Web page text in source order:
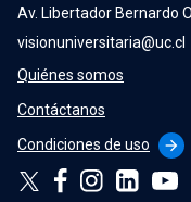
Av. Libertador Bernardo
visionuniversitaria@uc.cl
Quiénes somos
Contáctanos
Condiciones de uso
arrow_forward